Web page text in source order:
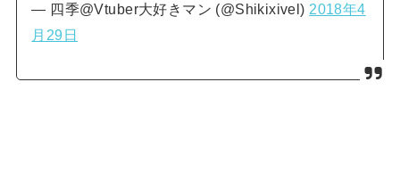
— 四季@Vtuber大好きマン (@Shikixivel) 2018年4
月29日